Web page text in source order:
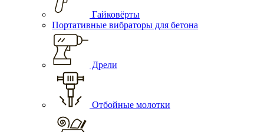
Гайковёрты
Портативные вибраторы для бетона
Дрели
Отбойные молотки